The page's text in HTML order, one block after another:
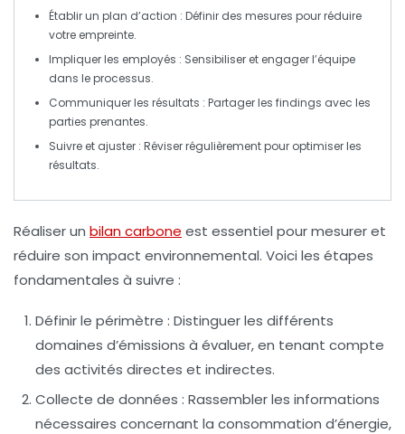
Établir un plan d’action : Définir des mesures pour réduire
votre empreinte.
Impliquer les employés : Sensibiliser et engager l’équipe
dans le processus.
Communiquer les résultats : Partager les findings avec les
parties prenantes.
Suivre et ajuster : Réviser régulièrement pour optimiser les
résultats.
Réaliser un bilan carbone est essentiel pour mesurer et
réduire son impact environnemental. Voici les étapes
fondamentales à suivre :
Définir le périmètre : Distinguer les différents
domaines d’émissions à évaluer, en tenant compte
des activités directes et indirectes.
Collecte de données : Rassembler les informations
nécessaires concernant la consommation d’énergie,